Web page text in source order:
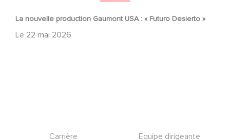
La nouvelle production Gaumont USA : « Futuro Desierto »
Le 22 mai 2026
Carrière Equipe dirigeante